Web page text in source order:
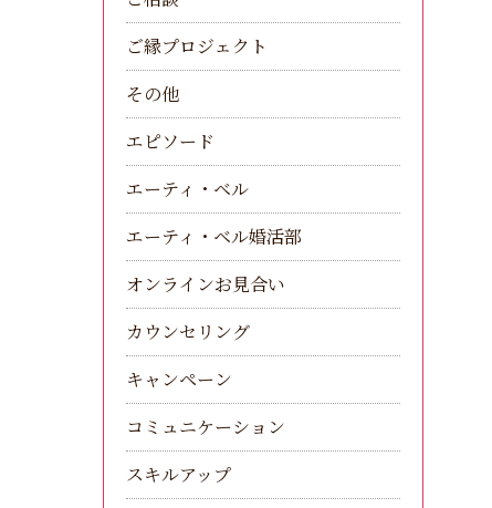
ご縁プロジェクト
その他
エピソード
エーティ・ベル
エーティ・ベル婚活部
オンラインお見合い
カウンセリング
キャンペーン
コミュニケーション
スキルアップ